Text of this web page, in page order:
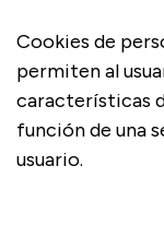
Cookies de
permiten al
características
función de una
usuario.